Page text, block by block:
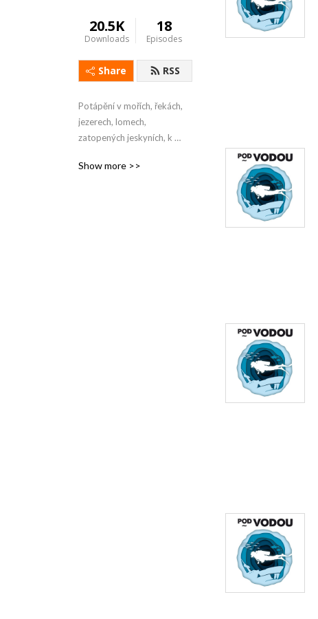
20.5K
Downloads
18
Episodes
Share RSS
Potápění v mořích, řekách,
jezerech, lomech,
zatopených jeskyních, k
reportáže z cest za
Show more >>